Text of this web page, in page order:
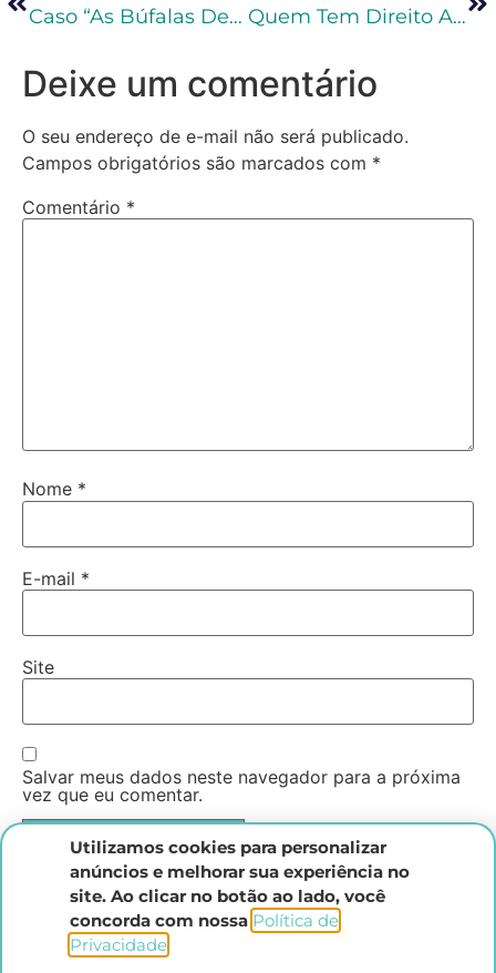
Caso “As Búfalas De Brotas”: Mantida Prisão Preventiva De Fazendeiro Acusado De Maus-Tratos Quem Tem Direito A Usar Tornozeleira Eletrônica?￼
Deixe um comentário
O seu endereço de e-mail não será publicado.
Campos obrigatórios são marcados com *
Comentário *
Nome *
E-mail *
Site
Salvar meus dados neste navegador para a próxima
vez que eu comentar.
Utilizamos cookies para personalizar
anúncios e melhorar sua experiência no
site. Ao clicar no botão ao lado, você
concorda com nossa Política de
Privacidade.​